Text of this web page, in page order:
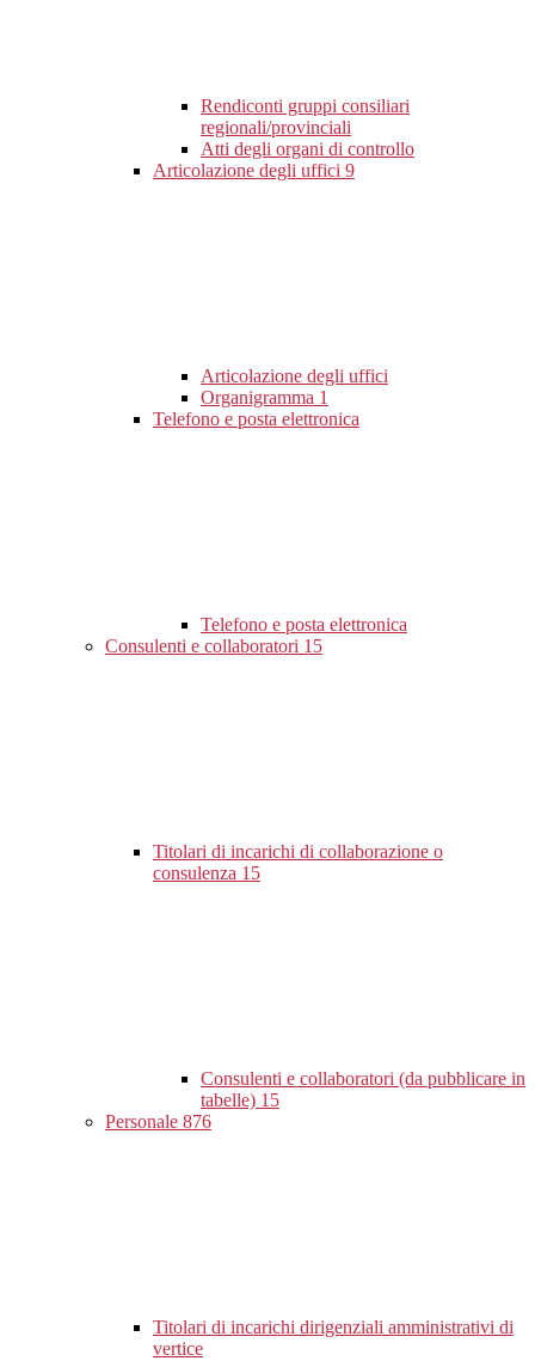
Rendiconti gruppi consiliari
regionali/provinciali
Atti degli organi di controllo
Articolazione degli uffici 9
Articolazione degli uffici
Organigramma 1
Telefono e posta elettronica
Telefono e posta elettronica
Consulenti e collaboratori 15
Titolari di incarichi di collaborazione o
consulenza 15
Consulenti e collaboratori (da pubblicare in
tabelle) 15
Personale 876
Titolari di incarichi dirigenziali amministrativi di
vertice